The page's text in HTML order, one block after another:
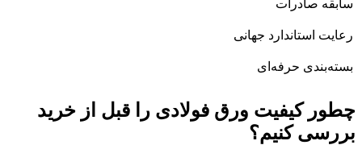
سابقه صادرات
رعایت استاندارد جهانی
بسته‌بندی حرفه‌ای
چطور کیفیت ورق فولادی را قبل از خرید
بررسی کنیم؟